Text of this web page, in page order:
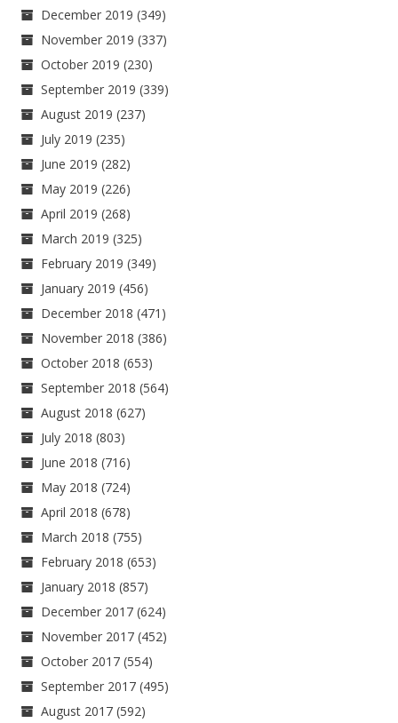
December 2019 (349)
November 2019 (337)
October 2019 (230)
September 2019 (339)
August 2019 (237)
July 2019 (235)
June 2019 (282)
May 2019 (226)
April 2019 (268)
March 2019 (325)
February 2019 (349)
January 2019 (456)
December 2018 (471)
November 2018 (386)
October 2018 (653)
September 2018 (564)
August 2018 (627)
July 2018 (803)
June 2018 (716)
May 2018 (724)
April 2018 (678)
March 2018 (755)
February 2018 (653)
January 2018 (857)
December 2017 (624)
November 2017 (452)
October 2017 (554)
September 2017 (495)
August 2017 (592)